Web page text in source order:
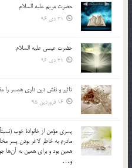
حضرت مریم علیه السلام
21 دی 96
حضرت عیسی علیه السلام
21 دی 96
تاثير و نقش دين داري همسر را
16 فروردین 95
پسري مؤمن از خانوادة خوب
مادرم به خاطر لاغر بودن پسر
همين بود و براي همين به آن‌ها
و…